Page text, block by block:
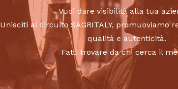
Vuoi dare visibilità alla tua
Unisciti al circuito SAGRITALY, promuoviamo
qualità e autenticità.
Fatti trovare da chi cerca il